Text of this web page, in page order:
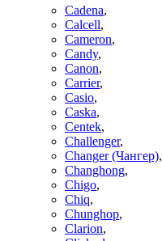
Cadena,
Calcell,
Cameron,
Candy,
Canon,
Carrier,
Casio,
Caska,
Centek,
Challenger,
Changer (Чангер),
Changhong,
Chigo,
Chiq,
Chunghop,
Clarion,